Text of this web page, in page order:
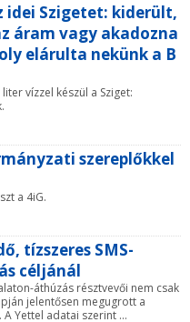
idei Szigetet: kiderült,
áram vagy akadozna
elárulta nekünk a B
vízzel készül a Sziget:
szereplőkkel
a 4iG.
tízszeres SMS-
céljánál
áthúzás résztvevői nem csak
jelentősen megugrott a
Yettel adatai szerint ...